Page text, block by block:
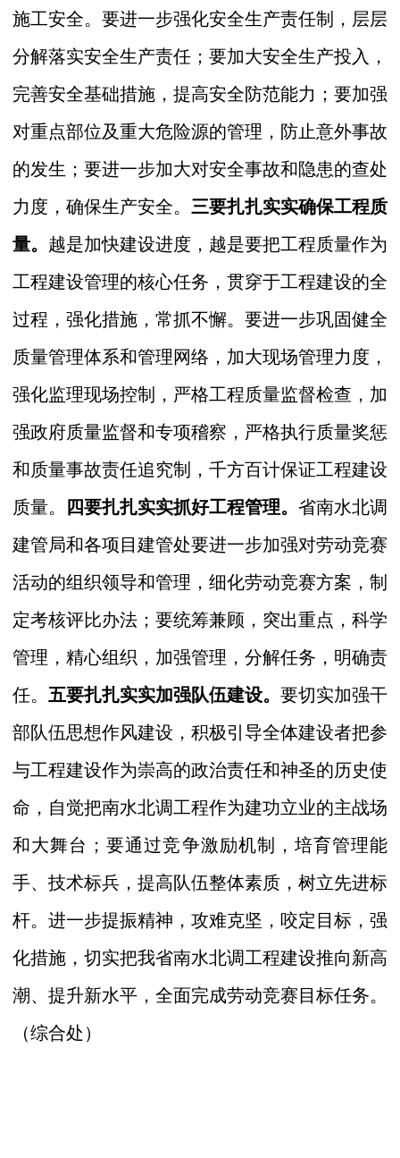
施工安全。要进一步强化安全生产责任制，层层
分解落实安全生产责任；要加大安全生产投入，
完善安全基础措施，提高安全防范能力；要加强
对重点部位及重大危险源的管理，防止意外事故
的发生；要进一步加大对安全事故和隐患的查处
力度，确保生产安全。三要扎扎实实确保工程质
量。 越是加快建设进度，越是要把工程质量作为
工程建设管理的核心任务，贯穿于工程建设的全
过程，强化措施，常抓不懈。要进一步巩固健全
质量管理体系和管理网络，加大现场管理力度，
强化监理现场控制，严格工程质量监督检查，加
强政府质量监督和专项稽察，严格执行质量奖惩
和质量事故责任追究制，千方百计保证工程建设
质量。
四要扎扎实实抓好工程管理。省南水北调
建管局和各项目建管处要进一步加强对劳动竞赛
活动的组织领导和管理，细化劳动竞赛方案，制
定考核评比办法；要统筹兼顾，突出重点，科学
管理，精心组织，加强管理，分解任务，明确责
任。 五要扎扎实实加强队伍建设。要切实加强干
部队伍思想作风建设，积极引导全体建设者把参
与工程建设作为崇高的政治责任和神圣的历史使
命，自觉把南水北调工程作为建功立业的主战场
和大舞台；要通过竞争激励机制，培育管理能
手、技术标兵，提高队伍整体素质，树立先进标
杆。进一步提振精神，攻难克坚，咬定目标，强
化措施，切实把我省南水北调工程建设推向新高
潮、提升新水平，全面完成劳动竞赛目标任务。
（综合处）